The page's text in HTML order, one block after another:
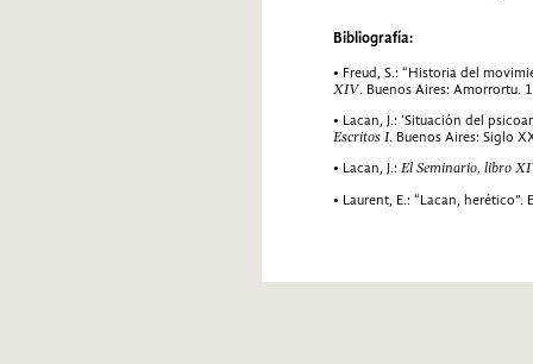
Bibliografía:
• Freud, S.: “Historia del
XIV . Buenos Aires: Amorrortu.
• Lacan, J.: ‘Situación del
Escritos I. Buenos Aires: Siglo
• Lacan, J.: El Seminario, libro
• Laurent, E.: “Lacan, herético”.